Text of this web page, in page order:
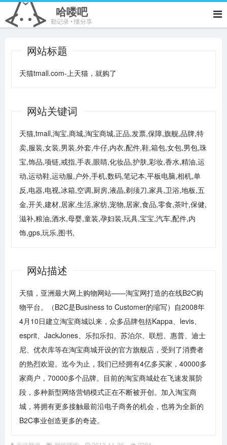
哈喽吧
勤记录 • 懂分享
网站标题
天猫tmall.com-上天猫，就购了
网站关键词
天猫,tmall,淘宝,商城,淘宝商城,正品,发票,保障,旗舰,品牌,特
卖,服装,女装,男装,外套,牛仔,内衣,配件,鞋,箱包,女包,男包,珠
宝,饰品,项链,戒指,手表,眼睛,化妆品,护肤,彩妆,香水,精油,运
动,运动鞋,运动服,户外,手机,数码,笔记本,平板电脑,相机,单
反,电器,电视,冰箱,空调,厨房,液晶,剃须刀,家具,卫浴,地板,五
金,开关,建材,居家,生活,家纺,宠物,居家,食品,零食,茶叶,保健,
滋补,粮油,酒水,母婴,童装,孕妇装,玩具,宝宝,汽车,配件,内
饰,gps,玩乐,图书,
网站描述
天猫，亚洲最大网上购物网站——淘宝网打造的在线B2C购
物平台。（B2C是Business to Customer的缩写）自2008年
4月10日建立淘宝商城以来，众多品牌包括Kappa、levis、
esprit、JackJones、乐扣乐扣、苏泊尔、联想、惠普、迪士
尼、优衣库等在淘宝商城开设的官方旗舰店，受到了消费者
的热烈欢迎。迄今为止，我们已经拥有4亿多买家，40000多
家商户，70000多个品牌。目前的淘宝商城处在飞速发展阶
段，多种新型网络营销模式正在不断被开创。加入淘宝商
城，将拥有更多接触最前沿电子商务的机会，也将为全新的
B2C事业创造更多的奇迹。